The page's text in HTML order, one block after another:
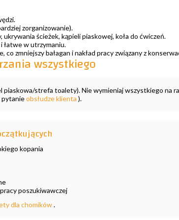
zorganizowanie).
ścieżek, kąpieli piaskowej, koła do ćwiczeń.
łatwe w utrzymaniu.
zmniejszy bałagan i nakład pracy związany z
wszystkiego
piaskowa/strefa toalety). Nie wymieniaj wszystkiego na
pytanieobsłudze klienta ).
kopania
poszukiwawczej
dla chomików.